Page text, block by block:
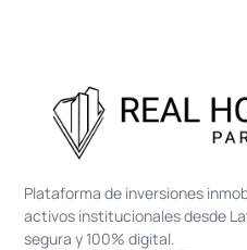
Plataforma de inversiones
activos institucionales desde
segura y 100% digital.